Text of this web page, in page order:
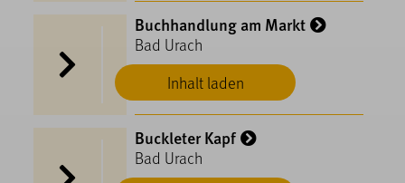
Inhalt laden
Buchhandlung am Markt
Bad Urach
Buckleter Kapf
Bad Urach